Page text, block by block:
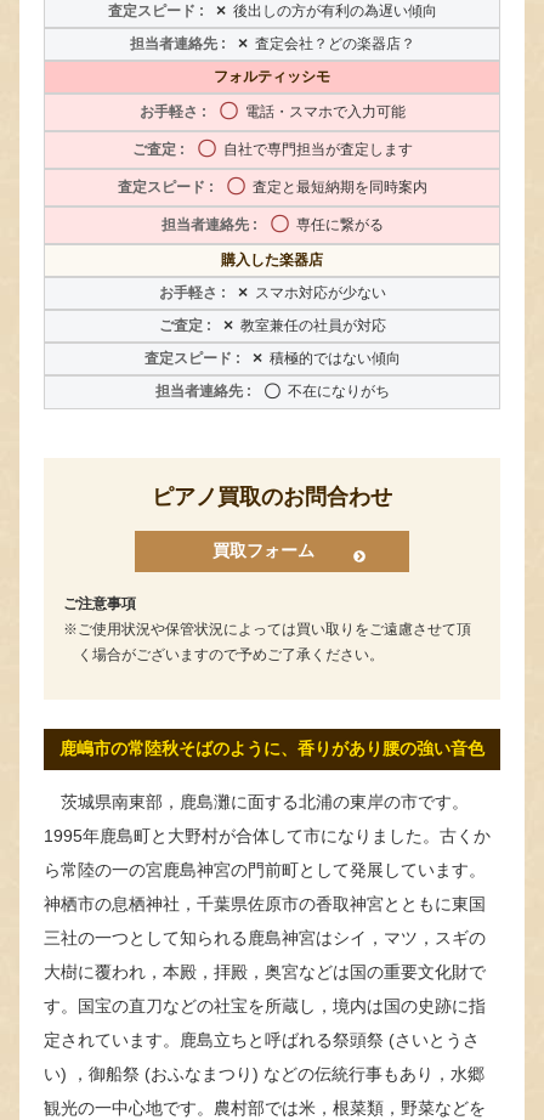
× 後出しの方が有利の為遅い傾向
× 査定会社？どの楽器店？
フォルティッシモ
〇 電話・スマホで入力可能
〇 自社で専門担当が査定します
〇 査定と最短納期を同時案内
〇 専任に繋がる
購入した楽器店
× スマホ対応が少ない
× 教室兼任の社員が対応
× 積極的ではない傾向
〇 不在になりがち
ピアノ買取のお問合わせ
買取フォーム
ご注意事項
ご使用状況や保管状況によっては買い取りをご遠慮させて頂
く場合がございますので予めご了承ください。
鹿嶋市の常陸秋そばのように、香りがあり腰の強い音色
茨城県南東部，鹿島灘に面する北浦の東岸の市です。
1995年鹿島町と大野村が合体して市になりました。古くか
ら常陸の一の宮鹿島神宮の門前町として発展しています。
神栖市の息栖神社，千葉県佐原市の香取神宮とともに東国
三社の一つとして知られる鹿島神宮はシイ，マツ，スギの
大樹に覆われ，本殿，拝殿，奥宮などは国の重要文化財で
す。国宝の直刀などの社宝を所蔵し，境内は国の史跡に指
定されています。鹿島立ちと呼ばれる祭頭祭 (さいとうさ
い) ，御船祭 (おふなまつり) などの伝統行事もあり，水郷
観光の一中心地です。農村部では米，根菜類，野菜などを